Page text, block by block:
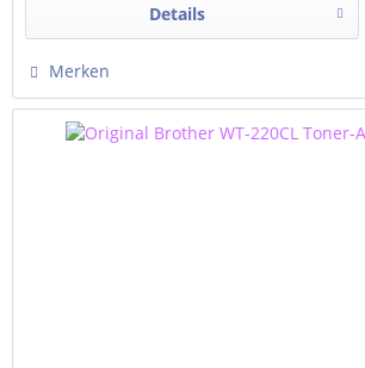
Details
Merken